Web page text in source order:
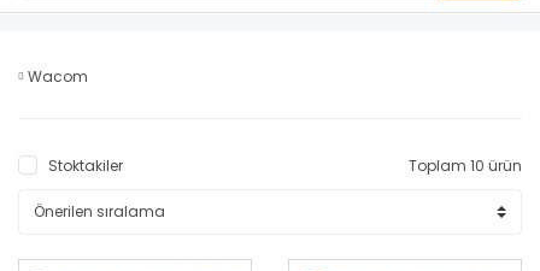
Wacom
Stoktakiler Toplam 10 ürün